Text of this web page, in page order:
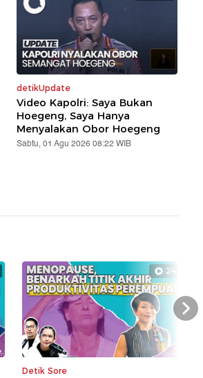
detikUpdate
Video Kapolri: Saya Bukan
Hoegeng, Saya Hanya
Menyalakan Obor Hoegeng
Sabtu, 01 Agu 2026 08:22 WIB
24:01
Detik Sore
Next